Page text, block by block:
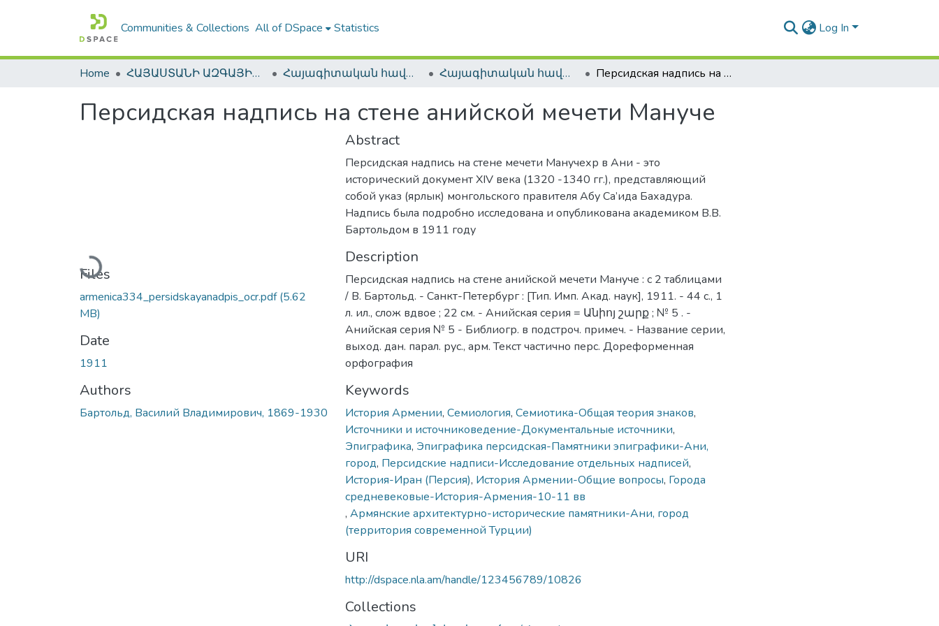
Communities & Collections All of DSpace Statistics Log In
Home ՀԱՅԱՍՏԱՆԻ ԱԶԳԱՅԻՆ ԳՐԱԴԱՐԱՆԻ ԹՎԱՅԻՆ ՊԱՀՈՑ / DIGITAL REPOSITORY OF NLA Հայագիտական հավաքածու / Armenica Հայագիտական հավաքածու / Armenica Персидская надпись на стене анийской мечети Мануче
Персидская надпись на стене анийской мечети Мануче
Loading...
Files
armenica334_persidskayanadpis_ocr.pdf(5.62
MB)
Date
1911
Authors
Бартольд, Василий Владимирович, 1869-1930
Abstract
Персидская надпись на стене мечети Манучехр в Ани - это
исторический документ XIV века (1320 -1340 гг.), представляющий
собой указ (ярлык) монгольского правителя Абу Са’ида Бахадура.
Надпись была подробно исследована и опубликована академиком В.В.
Бартольдом в 1911 году
Description
Персидская надпись на стене анийской мечети Мануче : с 2 таблицами
/ В. Бартольд. - Санкт-Петербург : [Тип. Имп. Акад. наук], 1911. - 44 с., 1
л. ил., слож вдвое ; 22 см. - Анийская серия = Անիոյ շարք ; № 5 . -
Анийская серия № 5 - Библиогр. в подстроч. примеч. - Название серии,
выход. дан. парал. рус., арм. Текст частично перс. Дореформен­ная
орфография
Keywords
История Армении, Семиология, Семиотика-Общая теория знаков,
Источники и источниковедение-Документальные источники,
Эпиграфика, Эпиграфика персидская-Памятники эпиграфики-Ани,
город, Персидские надписи-Исследование отдельных надписей,
История-Иран (Персия), История Армении-Общие вопросы, Города
, Армянские архитектурно-исторические памятники-Ани, город
(территория современной Турции)
URI
http://dspace.nla.am/handle/123456789/10826
Collections